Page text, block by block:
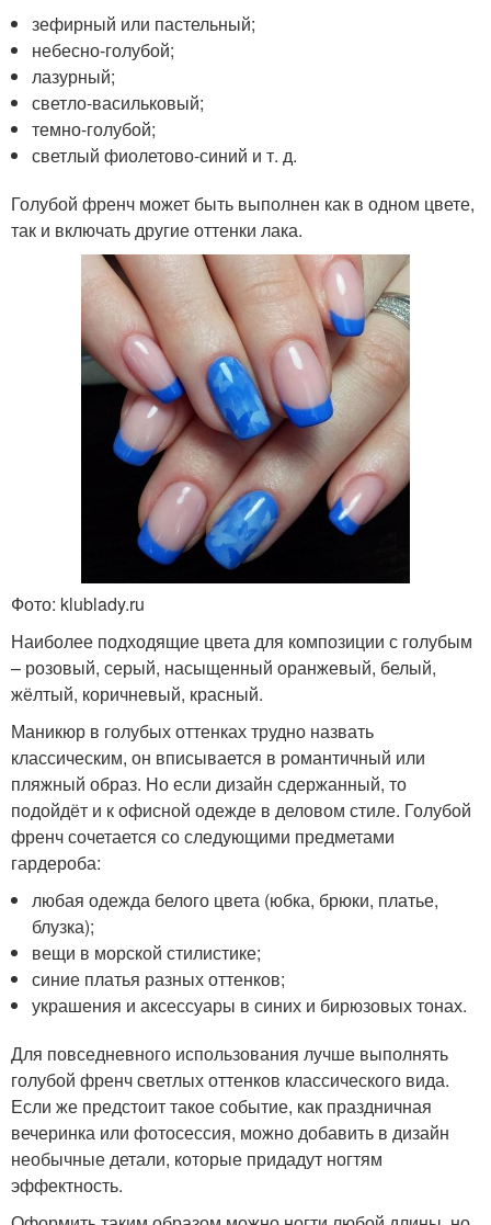
зефирный или пастельный;
небесно-голубой;
лазурный;
светло-васильковый;
темно-голубой;
светлый фиолетово-синий и т. д.
Голубой френч может быть выполнен как в одном цвете,
так и включать другие оттенки лака.
Фото: klublady.ru
Наиболее подходящие цвета для композиции с голубым
– розовый, серый, насыщенный оранжевый, белый,
жёлтый, коричневый, красный.
Маникюр в голубых оттенках трудно назвать
классическим, он вписывается в романтичный или
пляжный образ. Но если дизайн сдержанный, то
подойдёт и к офисной одежде в деловом стиле. Голубой
френч сочетается со следующими предметами
гардероба:
любая одежда белого цвета (юбка, брюки, платье,
блузка);
вещи в морской стилистике;
синие платья разных оттенков;
украшения и аксессуары в синих и бирюзовых тонах.
Для повседневного использования лучше выполнять
голубой френч светлых оттенков классического вида.
Если же предстоит такое событие, как праздничная
вечеринка или фотосессия, можно добавить в дизайн
необычные детали, которые придадут ногтям
эффектность.